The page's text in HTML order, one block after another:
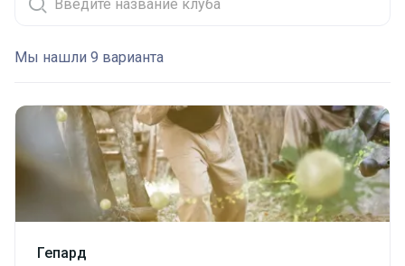
Мы нашли 9 варианта
Гепард